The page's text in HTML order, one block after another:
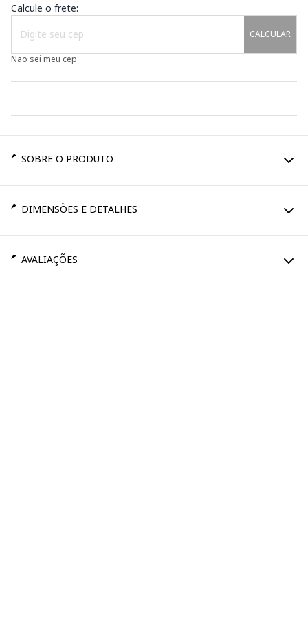
Calcule o frete:
CALCULAR
Não sei meu cep
SOBRE O PRODUTO
DIMENSÕES E DETALHES
AVALIAÇÕES